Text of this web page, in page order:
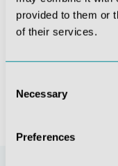
provided to them or
of their services.
Selection
Necessary
Preferences
289,17 €*